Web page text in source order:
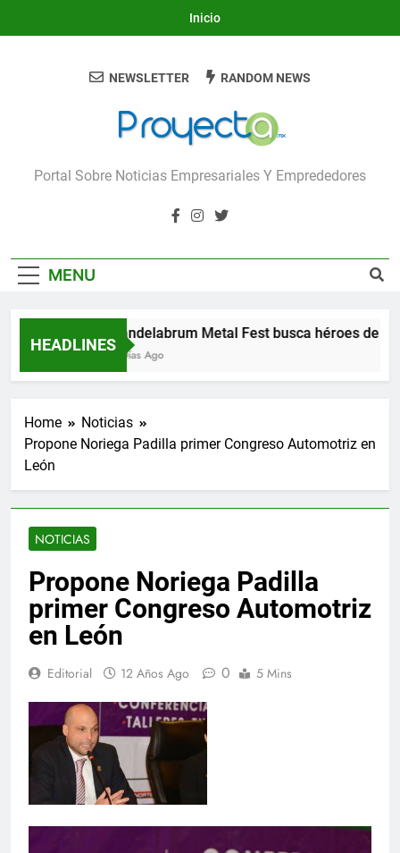
Inicio
Proyecta
Portal Sobre Noticias Empresariales Y Emprededores
NEWSLETTER RANDOM NEWS
MENU
HEADLINES
Candelabrum Metal Fest busca héroes de
3 Días Ago
Home
Noticias
Propone Noriega Padilla primer Congreso Automotriz en
León
NOTICIAS
Propone Noriega Padilla
primer Congreso Automotriz
en León
Editorial 12 Años Ago 0 5 Mins